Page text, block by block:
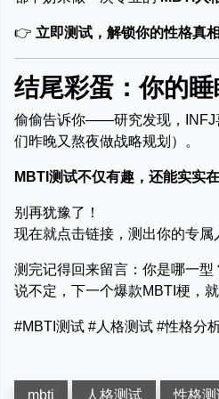
👉 立即测试，解锁你的性格真相
结尾彩蛋：你的
偷偷告诉你——研究发现，INFJ
们昨晚又熬夜做战略规划）。
MBTI测试不仅有趣，还能实实
别再犹豫了！
现在就点击链接，测出你的专
测完记得回来留言：你是哪一型
说不定，下一个爆款MBTI梗，
#MBTI测试 #人格测试 #性格分
mbti 人格测试 性格测